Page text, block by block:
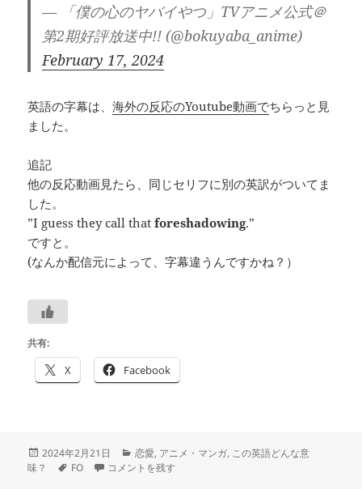
— 「僕の心のヤバイやつ」TVアニメ公式＠
第2期好評放送中!! (@bokuyaba_anime)
February 17, 2024
英語の字幕は、海外の反応のYoutube動画でちらっと見
ました。
追記
他の反応動画見たら、同じセリフに別の英訳がついてま
した。
”I guess they call thatforeshadowing.”
ですと。
(なんか配信元によって、字幕違うんですかね？）
共有:
X Facebook
投
稿
2024年2月21日
カ
テ
恋愛, アニメ・マンガ, この英語どんな意
味？
タ
FO 僕ヤバの反応動画で見た foreshadowing は
コメントを残す